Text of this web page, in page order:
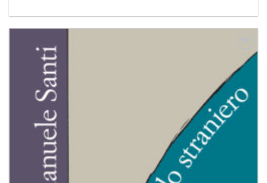
Aggiungi
alla lista
dei
desideri